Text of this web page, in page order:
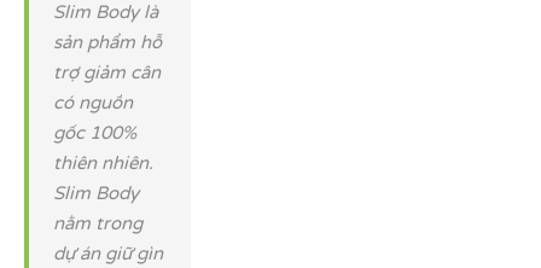
Slim Body là
sản phẩm hỗ
trợ giảm cân
có nguồn
gốc 100%
thiên nhiên.
Slim Body
nằm trong
dự án giữ gìn